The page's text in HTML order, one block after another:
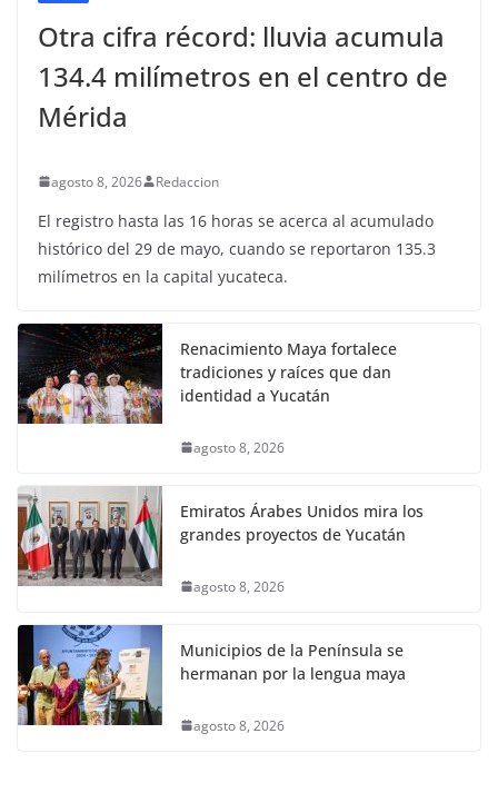
Otra cifra récord: lluvia acumula
134.4 milímetros en el centro de
Mérida
agosto 8, 2026 Redaccion
El registro hasta las 16 horas se acerca al acumulado
histórico del 29 de mayo, cuando se reportaron 135.3
milímetros en la capital yucateca.
Renacimiento Maya fortalece
tradiciones y raíces que dan
identidad a Yucatán
agosto 8, 2026
Emiratos Árabes Unidos mira los
grandes proyectos de Yucatán
agosto 8, 2026
Municipios de la Península se
hermanan por la lengua maya
agosto 8, 2026